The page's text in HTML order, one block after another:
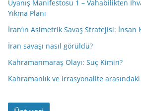
Uyanış Manifestosu 1 – Vahabilikten
Yıkma Planı
İran’ın Asimetrik Savaş Stratejisi: İnsan
İran savaşı nasıl görüldü?
Kahramanmaraş Olayı: Suç Kimin?
Kahramanlık ve irrasyonalite arasındaki